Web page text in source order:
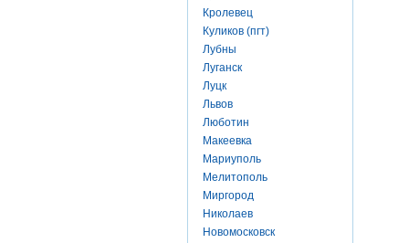
Кролевец
Куликов (пгт)
Лубны
Луганск
Луцк
Львов
Люботин
Макеевка
Мариуполь
Мелитополь
Миргород
Николаев
Новомосковск